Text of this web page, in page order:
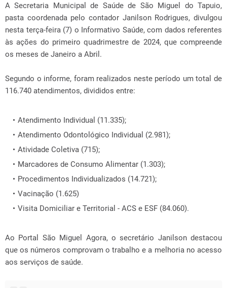
A Secretaria Municipal de Saúde de São Miguel do Tapuio,
pasta coordenada pelo contador Janilson Rodrigues, divulgou
nesta terça-feira (7) o Informativo Saúde, com dados referentes
às ações do primeiro quadrimestre de 2024, que compreende
os meses de Janeiro a Abril.
Segundo o informe, foram realizados neste período um total de
116.740 atendimentos, divididos entre:
Atendimento Individual (11.335);
Atendimento Odontológico Individual (2.981);
Atividade Coletiva (715);
Marcadores de Consumo Alimentar (1.303);
Procedimentos Individualizados (14.721);
Vacinação (1.625)
Visita Domiciliar e Territorial - ACS e ESF (84.060).
Ao Portal São Miguel Agora, o secretário Janilson destacou
que os números comprovam o trabalho e a melhoria no acesso
aos serviços de saúde.